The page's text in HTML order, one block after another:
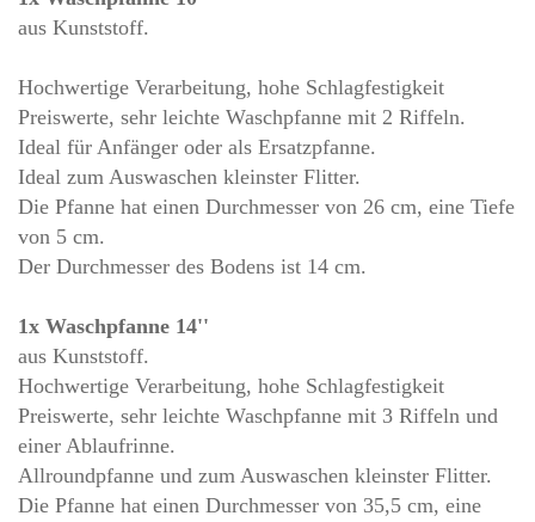
aus Kunststoff.
Hochwertige Verarbeitung, hohe Schlagfestigkeit
Preiswerte, sehr leichte Waschpfanne mit 2 Riffeln.
Ideal für Anfänger oder als Ersatzpfanne.
Ideal zum Auswaschen kleinster Flitter.
Die Pfanne hat einen Durchmesser von 26 cm, eine Tiefe
von 5 cm.
Der Durchmesser des Bodens ist 14 cm.
1x Waschpfanne 14''
aus Kunststoff.
Hochwertige Verarbeitung, hohe Schlagfestigkeit
Preiswerte, sehr leichte Waschpfanne mit 3 Riffeln und
einer Ablaufrinne.
Allroundpfanne und zum Auswaschen kleinster Flitter.
Die Pfanne hat einen Durchmesser von 35,5 cm, eine